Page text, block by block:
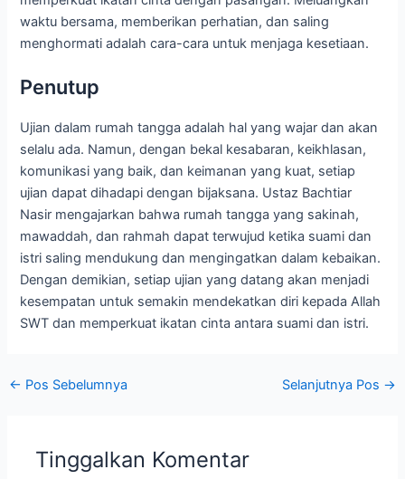
waktu bersama, memberikan perhatian, dan saling
menghormati adalah cara-cara untuk menjaga kesetiaan.
Penutup
Ujian dalam rumah tangga adalah hal yang wajar dan akan
selalu ada. Namun, dengan bekal kesabaran, keikhlasan,
komunikasi yang baik, dan keimanan yang kuat, setiap
ujian dapat dihadapi dengan bijaksana. Ustaz Bachtiar
Nasir mengajarkan bahwa rumah tangga yang sakinah,
mawaddah, dan rahmah dapat terwujud ketika suami dan
istri saling mendukung dan mengingatkan dalam kebaikan.
Dengan demikian, setiap ujian yang datang akan menjadi
kesempatan untuk semakin mendekatkan diri kepada Allah
SWT dan memperkuat ikatan cinta antara suami dan istri.
← Pos Sebelumnya Selanjutnya Pos →
Tinggalkan Komentar